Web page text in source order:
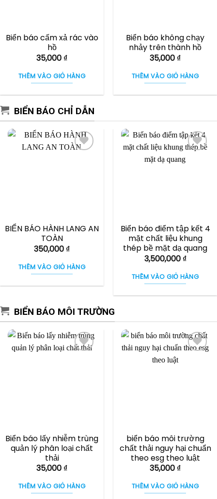
Biển báo cấm xả rác vào
hồ
35,000 ₫
THÊM VÀO GIỎ HÀNG
Biển báo không chạy
nhảy trên thành hồ
35,000 ₫
THÊM VÀO GIỎ HÀNG
BIỂN BÁO CHỈ DẪN
BIỂN BÁO HÀNH LANG AN
TOÀN
350,000 ₫
THÊM VÀO GIỎ HÀNG
Biển báo điểm tập kết 4
mặt chất liệu khung
thép bề mặt dạ quang
3,500,000 ₫
THÊM VÀO GIỎ HÀNG
BIỂN BÁO MÔI TRƯỜNG
Biển báo lấy nhiễm trùng
quản lý phân loại chất
thải
35,000 ₫
THÊM VÀO GIỎ HÀNG
biển báo môi trường
chất thải nguy hại chuẩn
theo esg theo luật
35,000 ₫
THÊM VÀO GIỎ HÀNG